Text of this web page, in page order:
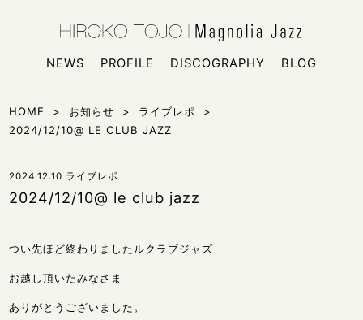
NEWS
PROFILE DISCOGRAPHY BLOG
HOME > お知らせ > ライブレポ
>
2024/12/10@ LE CLUB JAZZ
2024.12.10 ライブレポ
2024/12/10@ le club jazz
つい先ほど終わりましたルクラブジャズ
お越し頂いたみなさま
ありがとうございました。